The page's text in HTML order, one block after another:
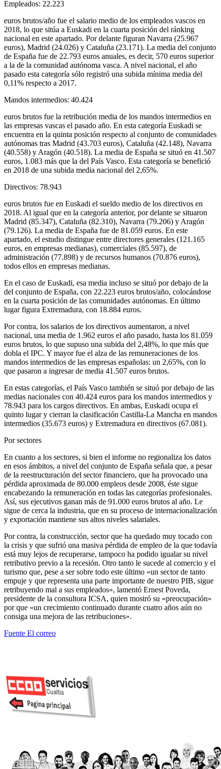
Empleados: 22.223
euros brutos/año fue el salario medio de los empleados vascos en
2018, lo que sitúa a Euskadi en la cuarta posición del ránking
nacional en este apartado. Por delante figuran Navarra (25.967
euros), Madrid (24.026) y Cataluña (23.171). La media del conjunto
de España fue de 22.793 euros anuales, es decir, 570 euros superior
a la de la comunidad autónoma vasca. A nivel nacional, el año
pasado esta categoría sólo registró una subida mínima media del
0,11% respecto a 2017.
Mandos intermedios: 40.424
euros brutos fue la retribución media de los mandos intermedios en
las empresas vascas el pasado año. En esta categoría Euskadi se
encuentra en la quinta posición respecto al conjunto de comunidades
autónomas tras Madrid (43.703 euros), Cataluña (42.148), Navarra
(40.558) y Aragón (40.518). La media de España se situó en 41.507
euros, 1.083 más que la del País Vasco. Esta categoría se benefició
en 2018 de una subida media nacional del 2,65%.
Directivos: 78.943
euros brutos fue en Euskadi el sueldo medio de los directivos en
2018. Al igual que en la categoría anterior, por delante se situaron
Madrid (85.347), Cataluña (82.310), Navarra (79.206) y Aragón
(79.126). La media de España fue de 81.059 euros. En este
apartado, el estudio distingue entre directores generales (121.165
euros, en empresas medianas), comerciales (85.597), de
administración (77.898) y de recursos humanos (70.876 euros),
todos ellos en empresas medianas.
En el caso de Euskadi, esa media incluso se situó por debajo de la
del conjunto de España, con 22.223 euros brutos/año, colocándose
en la cuarta posición de las comunidades autónomas. En último
lugar figura Extremadura, con 18.884 euros.
Por contra, los salarios de los directivos aumentaron, a nivel
nacional, una media de 1.962 euros el año pasado, hasta los 81.059
euros brutos, lo que supuso una subida del 2,48%, lo que más que
dobla el IPC. Y mayor fue el alza de las remuneraciones de los
mandos intermedios de las empresas españolas: un 2,65%, con lo
que pasaron a ingresar de media 41.507 euros brutos.
En estas categorías, el País Vasco también se situó por debajo de las
medias nacionales con 40.424 euros para los mandos intermedios y
78.943 para los cargos directivos. En ambas, Euskadi ocupa el
quinto lugar y cierran la clasificación Castilla-La Mancha en mandos
intermedios (35.673 euros) y Extremadura en directivos (67.081).
Por sectores
En cuanto a los sectores, si bien el informe no regionaliza los datos
en esos ámbitos, a nivel del conjunto de España señala que, a pesar
de la reestructuración del sector financiero, que ha provocado una
pérdida aproximada de 80.000 empleos desde 2008, éste sigue
encabezando la remuneración en todas las categorías profesionales.
Así, sus ejecutivos ganan más de 91.000 euros brutos al año. Le
sigue de cerca la industria, que en su proceso de internacionalización
y exportación mantiene sus altos niveles salariales.
Por contra, la construcción, sector que ha quedado muy tocado con
la crisis y que sufrió una masiva pérdida de empleo de la que todavía
está muy lejos de recuperarse, tampoco ha podido igualar su nivel
retributivo previo a la recesión. Otro tanto le sucede al comercio y el
turismo que, pese a ser sobre todo este último «un sector de tanto
empuje y que representa una parte importante de nuestro PIB, sigue
retribuyendo mal a sus empleados», lamentó Ernest Poveda,
presidente de la consultora ICSA, quien mostró su «preocupación»
por que «un crecimiento continuado durante cuatro años aún no
consiga una mejora de las retribuciones».
Fuente El correo